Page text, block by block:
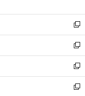
開
く
ウ
で
開
く
ン
ド
ウ
で
開
く
ウ
ィ
ン
ド
ウ
で
開
く
新
し
い
ウ
ィ
ン
ド
新
し
い
ウ
ィ
新
し
い
新